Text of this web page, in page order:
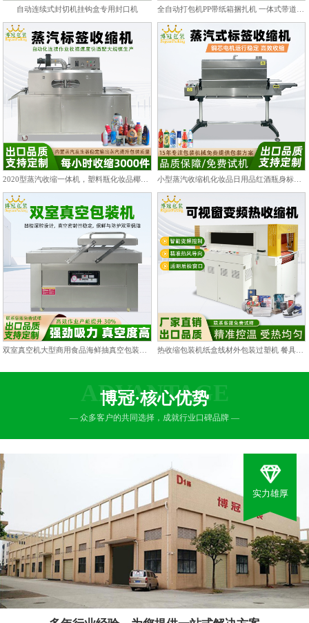
自动连续式封切机挂钩盒专用封口机
ADVANTAGE
博冠·核心优势
— 众多客户的共同选择，成就行业口碑品牌 —
实力雄厚